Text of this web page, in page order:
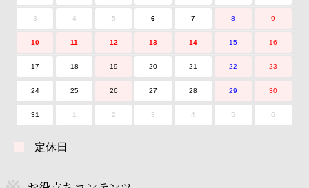
3 4 5 6 7 8 9
10 11 12 13 14 15 16
17 18 19 20 21 22 23
24 25 26 27 28 29 30
31 1 2 3 4 5 6
定休日